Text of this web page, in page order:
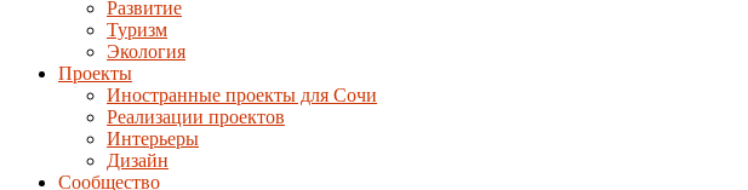
Развитие
Туризм
Экология
Проекты
Иностранные проекты для Сочи
Реализации проектов
Интерьеры
Дизайн
Сообщество